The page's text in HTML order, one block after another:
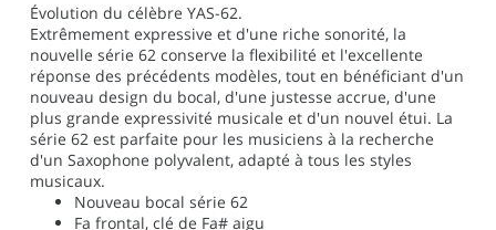
Évolution du célèbre YAS-62.
Extrêmement expressive et d'une riche sonorité, la
nouvelle série 62 conserve la flexibilité et l'excellente
réponse des précédents modèles, tout en bénéficiant d'un
nouveau design du bocal, d'une justesse accrue, d'une
plus grande expressivité musicale et d'un nouvel étui. La
série 62 est parfaite pour les musiciens à la recherche
d'un Saxophone polyvalent, adapté à tous les styles
musicaux.
Nouveau bocal série 62
Fa frontal, clé de Fa# aigu